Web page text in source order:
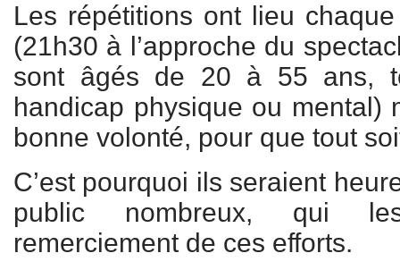
Les répétitions ont lieu
(21h30 à l’approche du
sont âgés de 20 à 55 ans,
handicap physique ou mental)
bonne volonté, pour que tout
C’est pourquoi ils seraient
public nombreux, qui
remerciement de ces efforts.